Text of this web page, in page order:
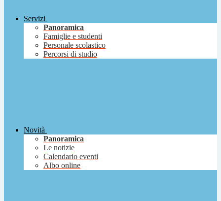
Servizi
Panoramica
Famiglie e studenti
Personale scolastico
Percorsi di studio
Novità
Panoramica
Le notizie
Calendario eventi
Albo online